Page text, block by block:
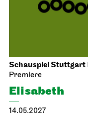
Schauspiel Stuttgart
Premiere
Elisabeth
14.05.2027